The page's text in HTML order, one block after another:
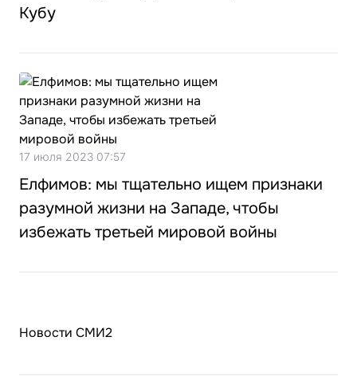
Кубу
17 июля 2023 07:57
Елфимов: мы тщательно ищем признаки
разумной жизни на Западе, чтобы
избежать третьей мировой войны
Новости СМИ2